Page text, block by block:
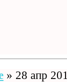
» 28 апр